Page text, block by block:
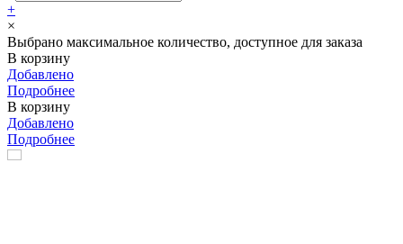
+
×
Выбрано максимальное количество, доступное для заказа
В корзину
Добавлено
Подробнее
В корзину
Добавлено
Подробнее